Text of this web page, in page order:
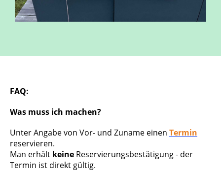
FAQ:
Was muss ich machen?
Unter Angabe von Vor- und Zuname einen Termin
reservieren.
Man erhält keine Reservierungsbestätigung - der
Termin ist direkt gültig.